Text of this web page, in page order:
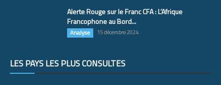
Alerte Rouge sur le Franc CFA : L’Afrique
Francophone au Bord...
Analyse 15 décembre 2024
LES PAYS LES PLUS CONSULTÉS